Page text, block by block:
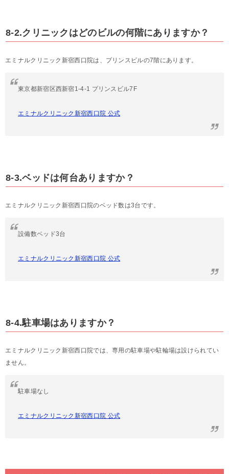
8-2.クリニックはどのビルの何階にありますか？
エミナルクリニック新宿西口院は、プリンスビルの7階にあります。
東京都新宿区西新宿1-4-1 プリンスビル7F
エミナルクリニック新宿西口院 公式
8-3.ベッドは何台ありますか？
エミナルクリニック新宿西口院のベッド数は3台です。
設備数ベッド3台
エミナルクリニック新宿西口院 公式
8-4.駐車場はありますか？
エミナルクリニック新宿西口院では、専用の駐車場や駐輪場は設けられてい
ません。
駐車場なし
エミナルクリニック新宿西口院 公式